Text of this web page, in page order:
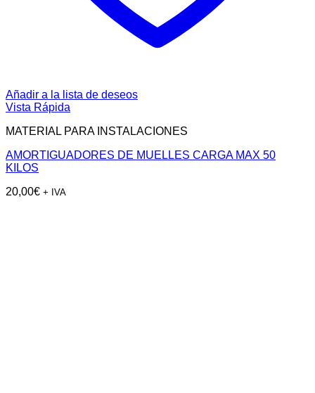
Añadir a la lista de deseos
Vista Rápida
MATERIAL PARA INSTALACIONES
AMORTIGUADORES DE MUELLES CARGA MAX 50
KILOS
20,00€ + IVA